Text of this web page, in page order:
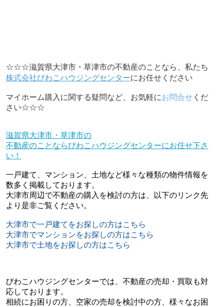
☆☆☆滋賀県大津市・草津市の不動産のことなら、私たち
株式会社びわこハウジングセンターにお任せください
マイホーム購入に関する疑問など、お気軽にお問合せくだ
さい☆☆☆
滋賀県大津市・草津市の
不動産のことならびわこハウジングセンターにお任せ下さ
い！
一戸建て、マンション、土地など様々な種類の物件情報を
数多く掲載しております。
大津市周辺で不動産の購入を検討の方は、以下のリンク先
より是非ご覧ください。
大津市で一戸建てをお探しの方はこちら
大津市でマンションをお探しの方はこちら
大津市で土地をお探しの方はこちら
びわこハウジングセンターでは、不動産の売却・買取も対
応しております。
相続にお困りの方、空家の売却を検討中の方、様々なお困